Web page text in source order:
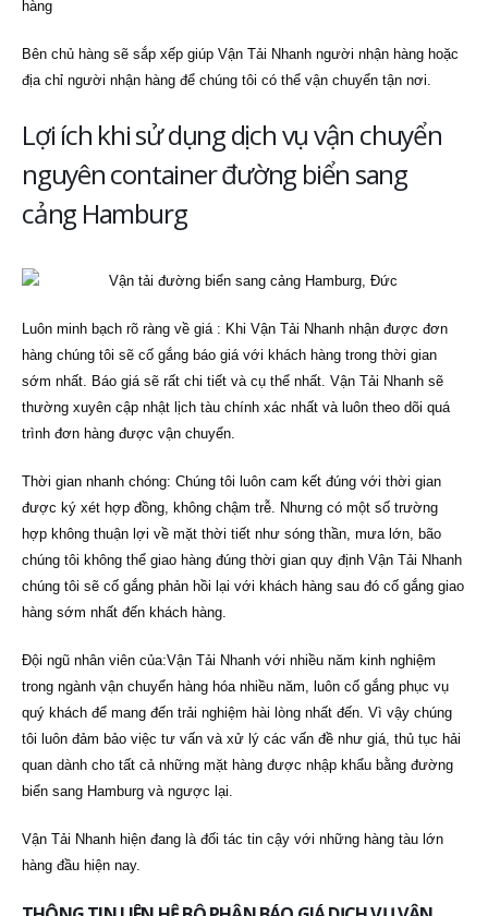
hàng
Bên chủ hàng sẽ sắp xếp giúp Vận Tải Nhanh người nhận hàng hoặc
địa chỉ người nhận hàng để chúng tôi có thể vận chuyển tận nơi.
Lợi ích khi sử dụng dịch vụ vận chuyển
nguyên container đường biển sang
cảng Hamburg
Luôn minh bạch rõ ràng về giá : Khi Vận Tải Nhanh nhận được đơn
hàng chúng tôi sẽ cố gắng báo giá với khách hàng trong thời gian
sớm nhất. Báo giá sẽ rất chi tiết và cụ thể nhất. Vận Tải Nhanh sẽ
thường xuyên cập nhật lịch tàu chính xác nhất và luôn theo dõi quá
trình đơn hàng được vận chuyển.
Thời gian nhanh chóng: Chúng tôi luôn cam kết đúng với thời gian
được ký xét hợp đồng, không chậm trễ. Nhưng có một số trường
hợp không thuận lợi về mặt thời tiết như sóng thần, mưa lớn, bão
chúng tôi không thể giao hàng đúng thời gian quy định Vận Tải Nhanh
chúng tôi sẽ cố gắng phản hồi lại với khách hàng sau đó cố gắng giao
hàng sớm nhất đến khách hàng.
Đội ngũ nhân viên của:Vận Tải Nhanh với nhiều năm kinh nghiệm
trong ngành vận chuyển hàng hóa nhiều năm, luôn cố gắng phục vụ
quý khách để mang đến trải nghiệm hài lòng nhất đến. Vì vậy chúng
tôi luôn đảm bảo việc tư vấn và xử lý các vấn đề như giá, thủ tục hải
quan dành cho tất cả những mặt hàng được nhập khẩu bằng đường
biển sang Hamburg và ngược lại.
Vận Tải Nhanh hiện đang là đối tác tin cậy với những hàng tàu lớn
hàng đầu hiện nay.